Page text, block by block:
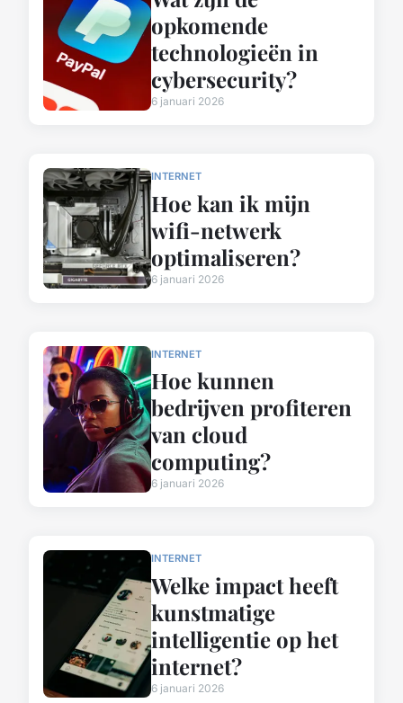
opkomende
technologieën in
cybersecurity?
6 januari 2026
INTERNET
Hoe kan ik mijn
wifi-netwerk
optimaliseren?
6 januari 2026
INTERNET
Hoe kunnen
bedrijven profiteren
van cloud
computing?
6 januari 2026
INTERNET
Welke impact heeft
kunstmatige
intelligentie op het
internet?
6 januari 2026